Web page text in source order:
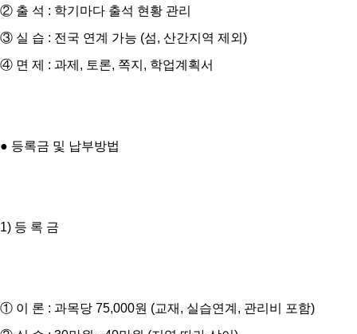
② 출 석 : 학기마다 출석 현황 관리
③ 실 습 : 전국 연계 가능 (섬, 산간지역 제외)
④ 면 제 : 과제, 토론, 쪽지, 학업계획서
● 등록금 및 납부방법
1) 등 록 금
① 이 론 : 과목당 75,000원 (교재, 실습연계, 관리비 포함)